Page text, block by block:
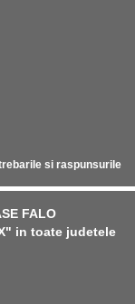
si raspunsurile
FALO
in toate judetele